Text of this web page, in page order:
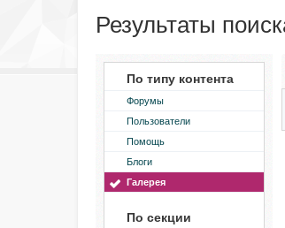
Результаты
По типу контента
Форумы
Пользователи
Помощь
Блоги
Галерея
По секции